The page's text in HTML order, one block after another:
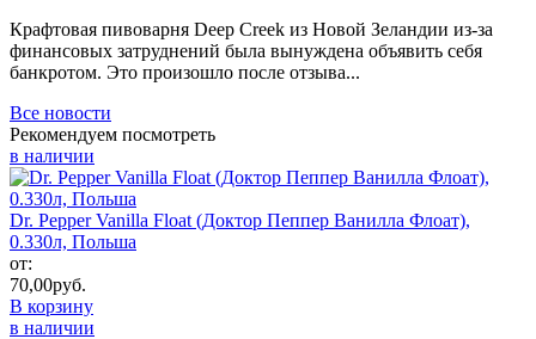
Крафтовая пивоварня Deep Creek из Новой Зеландии из-за
финансовых затруднений была вынуждена объявить себя
банкротом. Это произошло после отзыва...
Все новости
Рекомендуем посмотреть
в наличии
Dr. Pepper Vanilla Float (Доктор Пеппер Ванилла Флоат),
0.330л, Польша
от:
70,00руб.
В корзину
в наличии